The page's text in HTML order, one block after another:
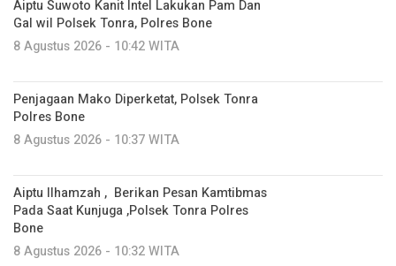
Aiptu Suwoto Kanit Intel Lakukan Pam Dan
Gal wil Polsek Tonra, Polres Bone
8 Agustus 2026 - 10:42 WITA
Penjagaan Mako Diperketat, Polsek Tonra
Polres Bone
8 Agustus 2026 - 10:37 WITA
Aiptu Ilhamzah , Berikan Pesan Kamtibmas
Pada Saat Kunjuga ,Polsek Tonra Polres
Bone
8 Agustus 2026 - 10:32 WITA